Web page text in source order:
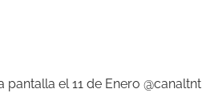
el 11 de Enero @canaltnt